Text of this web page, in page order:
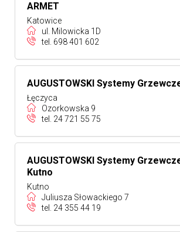
ARMET
Katowice
ul. Milowicka 1D
tel. 698 401 602
AUGUSTOWSKI Systemy
Łęczyca
Ozorkowska 9
tel. 24 721 55 75
AUGUSTOWSKI Systemy
Kutno
Kutno
Juliusza Słowackiego 7
tel. 24 355 44 19